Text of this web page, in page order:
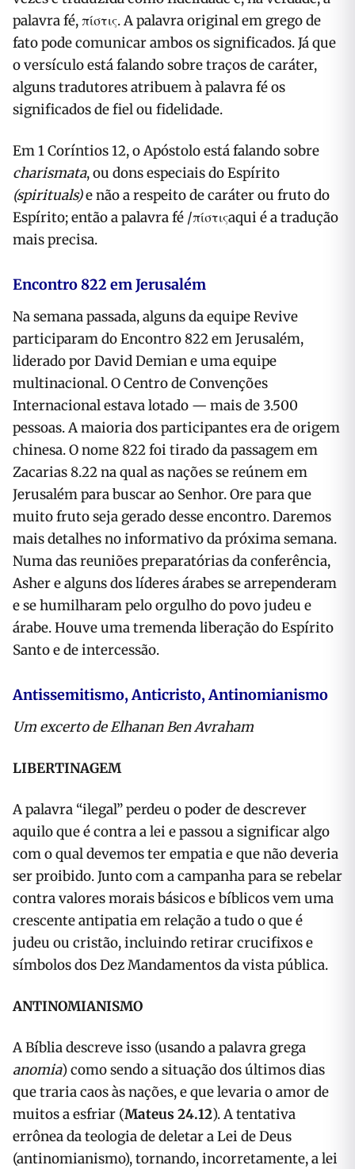
palavra fé, πίστις. A palavra original em grego de
fato pode comunicar ambos os significados. Já que
o versículo está falando sobre traços de caráter,
alguns tradutores atribuem à palavra fé os
significados de fiel ou fidelidade.
Em 1 Coríntios 12, o Apóstolo está falando sobre
charismata, ou dons especiais do Espírito
(spirituals)e não a respeito de caráter ou fruto do
Espírito; então a palavra fé /πίστιςaqui é a tradução
mais precisa.
Encontro 822 em Jerusalém
Na semana passada, alguns da equipe Revive
participaram do Encontro 822 em Jerusalém,
liderado por David Demian e uma equipe
multinacional. O Centro de Convenções
Internacional estava lotado — mais de 3.500
pessoas. A maioria dos participantes era de origem
chinesa. O nome 822 foi tirado da passagem em
Zacarias 8.22 na qual as nações se reúnem em
Jerusalém para buscar ao Senhor. Ore para que
muito fruto seja gerado desse encontro. Daremos
mais detalhes no informativo da próxima semana.
Numa das reuniões preparatórias da conferência,
Asher e alguns dos líderes árabes se arrependeram
e se humilharam pelo orgulho do povo judeu e
árabe. Houve uma tremenda liberação do Espírito
Santo e de intercessão.
Antissemitismo, Anticristo, Antinomianismo
Um excerto de Elhanan Ben Avraham
LIBERTINAGEM
A palavra “ilegal” perdeu o poder de descrever
aquilo que é contra a lei e passou a significar algo
com o qual devemos ter empatia e que não deveria
ser proibido. Junto com a campanha para se rebelar
contra valores morais básicos e bíblicos vem uma
crescente antipatia em relação a tudo o que é
judeu ou cristão, incluindo retirar crucifixos e
símbolos dos Dez Mandamentos da vista pública.
ANTINOMIANISMO
A Bíblia descreve isso (usando a palavra grega
anomia) como sendo a situação dos últimos dias
que traria caos às nações, e que levaria o amor de
muitos a esfriar (Mateus 24.12). A tentativa
errônea da teologia de deletar a Lei de Deus
(antinomianismo), tornando, incorretamente, a lei